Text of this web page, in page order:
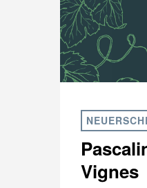
Vignes